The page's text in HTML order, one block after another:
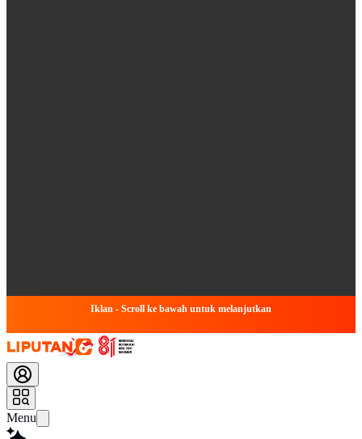
Iklan - Scroll ke bawah untuk melanjutkan
Menu